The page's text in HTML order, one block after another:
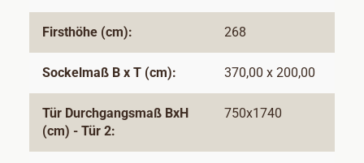
Firsthöhe (cm): 268
Sockelmaß B x T (cm): 370,00 x 200,00
Tür Durchgangsmaß BxH
(cm) - Tür 2:
750x1740